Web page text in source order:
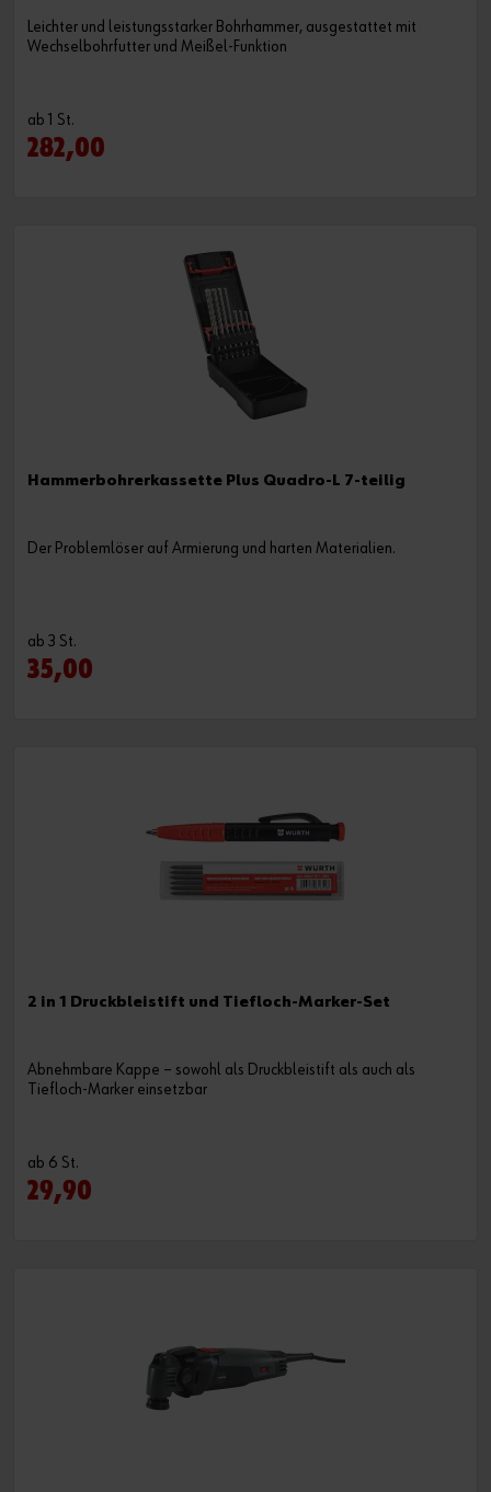
Leichter und leistungsstarker Bohrhammer, ausgestattet mit
Wechselbohrfutter und Meißel-Funktion
ab 1 St.
282,00
Hammerbohrerkassette Plus Quadro-L 7-teilig
Der Problemlöser auf Armierung und harten Materialien.
ab 3 St.
35,00
2 in 1 Druckbleistift und Tiefloch-Marker-Set
Abnehmbare Kappe – sowohl als Druckbleistift als auch als
Tiefloch-Marker einsetzbar
ab 6 St.
29,90